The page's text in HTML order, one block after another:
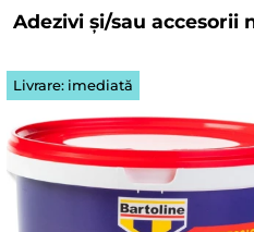
Adezivi și/sau accesorii
Livrare: imediată